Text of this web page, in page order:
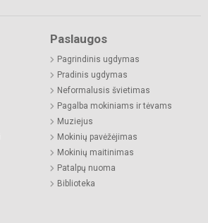
Paslaugos
Pagrindinis ugdymas
Pradinis ugdymas
Neformalusis švietimas
Pagalba mokiniams ir tėvams
Muziejus
Mokinių pavėžėjimas
Mokinių maitinimas
Patalpų nuoma
Biblioteka